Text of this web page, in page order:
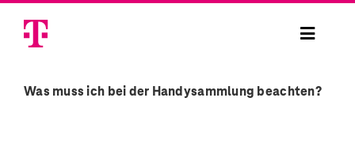
content
Toggle
Was muss ich bei der Handysammlung beachten?